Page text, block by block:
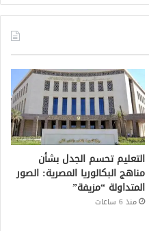
التعليم تحسم الجدل بشأن
مناهج البكالوريا المصرية: الصور
المتداولة “مزيفة”
منذ 6 ساعات